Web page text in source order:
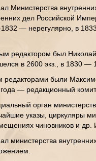
Министерства
дел Российской
1832 — нерегулярно, в
редактором был
в 2600 экз., в 1830 —
редакторами были
— редакционный
орган
указы, циркуляры
чиновников и др.
министерства